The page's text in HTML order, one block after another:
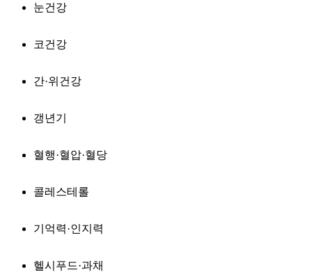
눈건강
코건강
간·위건강
갱년기
혈행·혈압·혈당
콜레스테롤
기억력·인지력
헬시푸드·과채